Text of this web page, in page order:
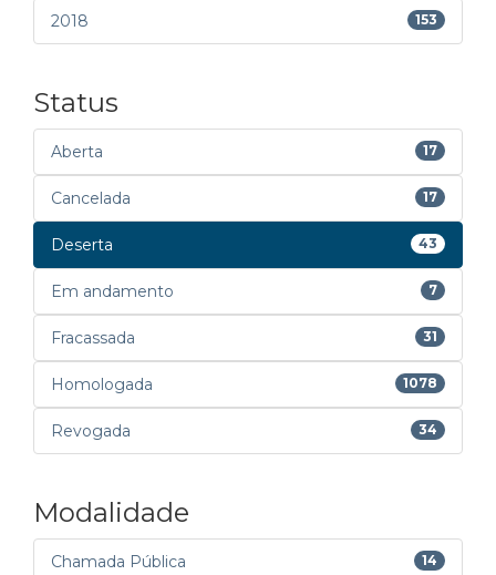
2018 153
Status
Aberta 17
Cancelada 17
Deserta 43
Em andamento 7
Fracassada 31
Homologada 1078
Revogada 34
Modalidade
Chamada Pública 14